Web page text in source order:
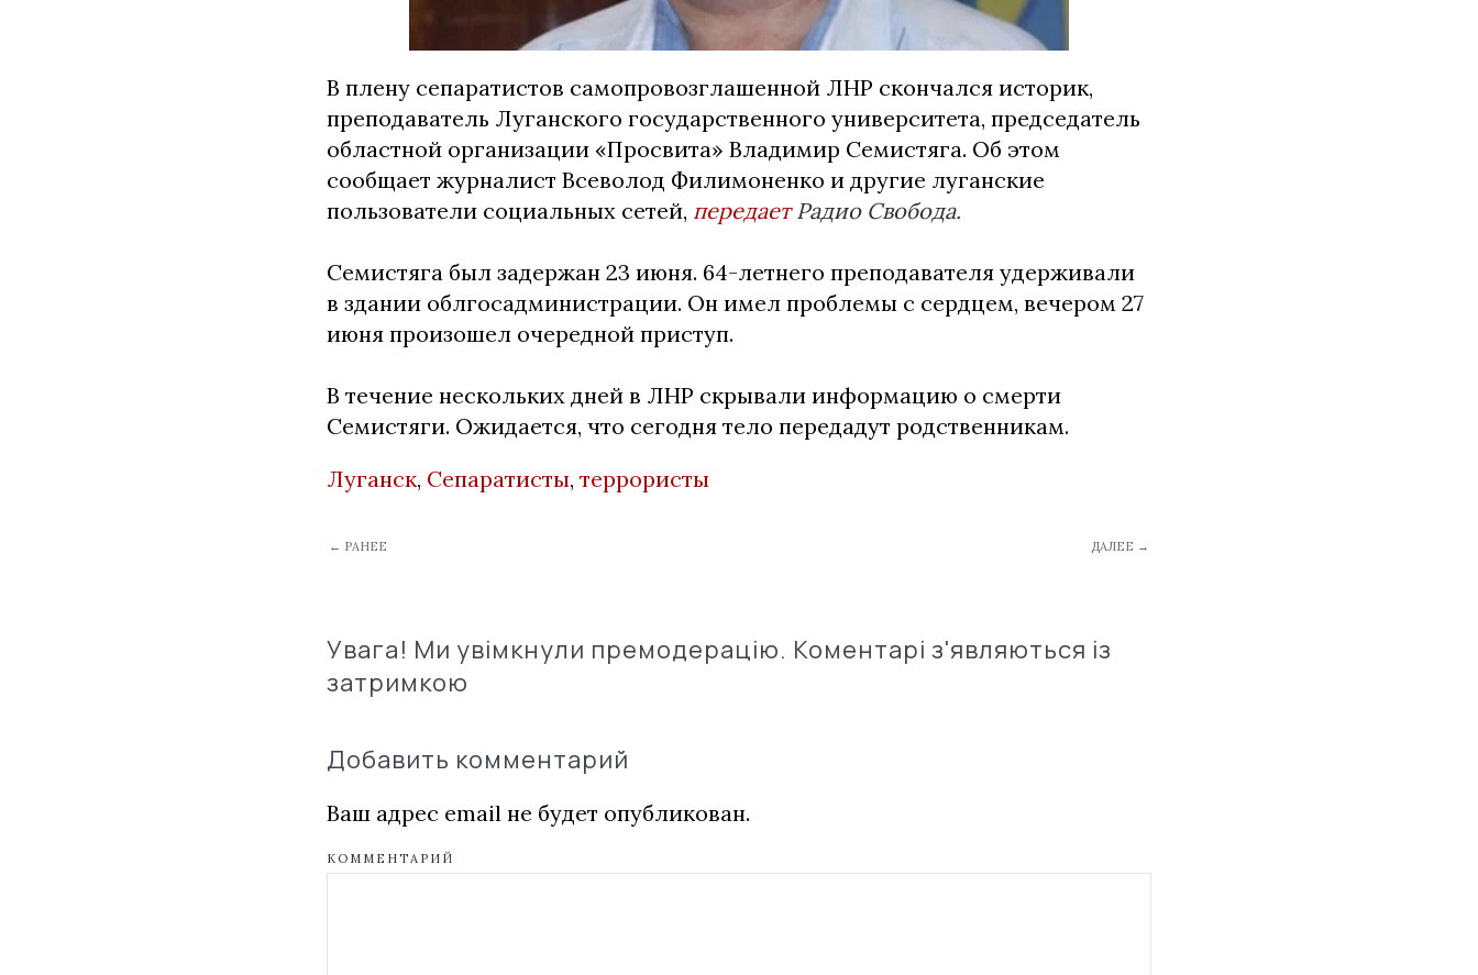
В плену сепаратистов самопровозглашенной ЛНР скончался историк,
преподаватель Луганского государственного университета, председатель
областной организации «Просвита» Владимир Семистяга. Об этом
сообщает журналист Всеволод Филимоненко и другие луганские
пользователи социальных сетей, передаетРадио Свобода.
Семистяга был задержан 23 июня. 64-летнего преподавателя удерживали
в здании облгосадминистрации. Он имел проблемы с сердцем, вечером 27
июня произошел очередной приступ.
В течение нескольких дней в ЛНР скрывали информацию о смерти
Семистяги. Ожидается, что сегодня тело передадут родственникам.
Луганск, Сепаратисты, террористы
← РАНЕЕ ДАЛЕЕ →
Увага! Ми увімкнули премодерацію. Коментарі з'являються із
затримкою
Добавить комментарий
Ваш адрес email не будет опубликован.
КОММЕНТАРИЙ